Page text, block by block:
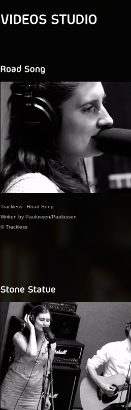
Trackless - Road Song
Written by Paulussen/Paulussen
© Trackless